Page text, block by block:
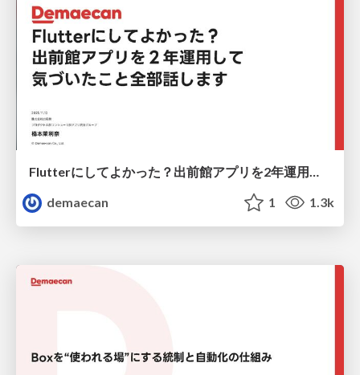
Flutterにしてよかった？出前館アプリを2年運用して気づいたことを全部話します
demaecan
1 1.3k